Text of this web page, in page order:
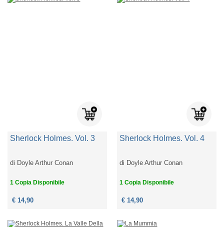
Sherlock Holmes. Vol. 3
di Doyle Arthur Conan
1 Copia Disponibile
€ 14,90
Sherlock Holmes. Vol. 4
di Doyle Arthur Conan
1 Copia Disponibile
€ 14,90